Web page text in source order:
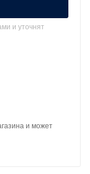
и уточнят
и может